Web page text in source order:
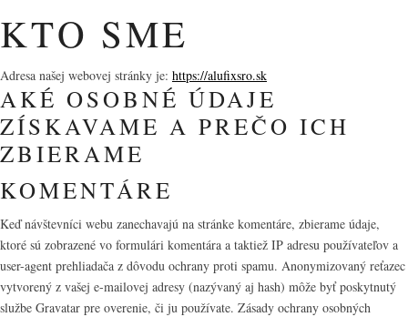
KTO SME
Adresa našej webovej stránky je: https://alufixsro.sk
AKÉ OSOBNÉ ÚDAJE
ZÍSKAVAME A PREČO ICH
ZBIERAME
KOMENTÁRE
Keď návštevníci webu zanechavajú na stránke komentáre, zbierame údaje,
ktoré sú zobrazené vo formulári komentára a taktiež IP adresu používateľov a
user-agent prehliadača z dôvodu ochrany proti spamu. Anonymizovaný reťazec
vytvorený z vašej e-mailovej adresy (nazývaný aj hash) môže byť poskytnutý
službe Gravatar pre overenie, či ju používate. Zásady ochrany osobných